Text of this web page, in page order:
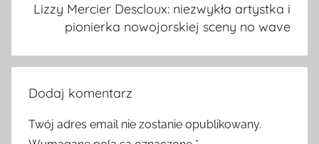
Lizzy Mercier Descloux: niezwykła artystka i
pionierka nowojorskiej sceny no wave
Dodaj komentarz
Twój adres email nie zostanie opublikowany.